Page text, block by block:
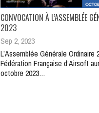
CONVOCATION À L’ASSEMBLÉE
2023
Sep 2, 2023
L’Assemblée Générale Ordinaire
Fédération Française d’Airsoft
octobre 2023…